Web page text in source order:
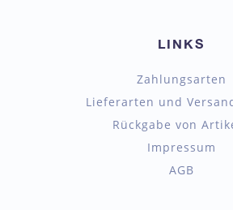
LINKS
Zahlungsarten
Lieferarten und
Rückgabe von
Impressum
AGB